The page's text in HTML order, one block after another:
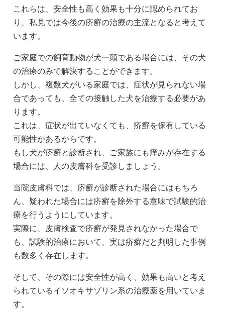
これらは、安全性も高く効果も十分に認められてお
り、私見では今後の疥癬の治療の主流となると考えて
います。
ご家庭での飼育動物が犬一頭である場合には、その犬
の治療のみで解決することができます。
しかし、複数犬がいる家庭では、症状が見られない場
合であっても、全ての接触した犬を治療する必要があ
ります。
これは、症状が出ていなくても、疥癬を保有している
可能性があるからです。
もし犬が疥癬と診断され、ご家族にも痒みが存在する
場合には、人の皮膚科を受診しましょう。
当院皮膚科では、疥癬が診断された場合にはもちろ
ん、疑われた場合には疥癬を除外する意味で試験的治
療を行うようにしています。
実際に、皮膚検査で疥癬が発見されなかった場合で
も、試験的治療において、実は疥癬だと判明した事例
も数多く存在します。
そして、その際には安全性が高く、効果も高いと考え
られているイソオキサゾリン系の治療薬を用いていま
す。